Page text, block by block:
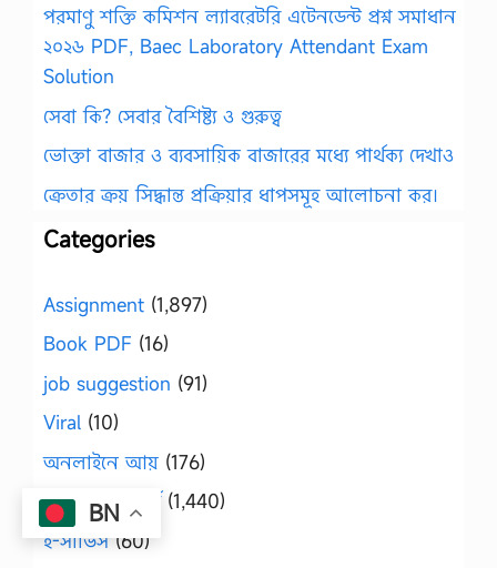
পরমাণু শক্তি কমিশন ল্যাবরেটরি এটেনডেন্ট প্রশ্ন সমাধান
২০২৬ PDF, Baec Laboratory Attendant Exam
Solution
সেবা কি? সেবার বৈশিষ্ট্য ও গুরুত্ব
ভোক্তা বাজার ও ব্যবসায়িক বাজারের মধ্যে পার্থক্য দেখাও
ক্রেতার ক্রয় সিদ্ধান্ত প্রক্রিয়ার ধাপসমূহ আলোচনা কর।
Categories
Assignment (1,897)
Book PDF (16)
job suggestion (91)
Viral (10)
অনলাইনে আয় (176)
অনার্স ও মাস্টার্স (1,440)
ই-সার্ভিস(60)
BN